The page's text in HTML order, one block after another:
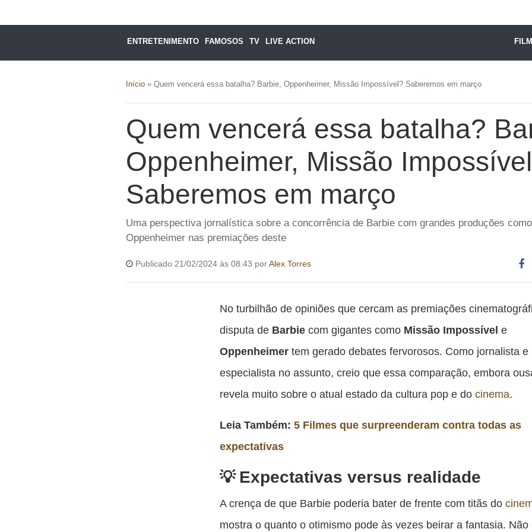
ENTRETENIMENTO FAMOSOS TV LIVE ACTION
Início » Quem vencerá essa batalha? Barbie, Oppenheimer, Missão Impossível? Saberemos em março
Quem vencerá essa batalha?
Oppenheimer, Missão
Saberemos em março
Uma perspectiva jornalística sobre a concorrência de Barbie com grandes produções
Oppenheimer nas premiações deste
Publicado 21/02/2024 às 08:43 porAlex Torres
No turbilhão de opiniões que cercam as premiações
disputa de Barbie com gigantes como Missão Impossível e
Oppenheimer tem gerado debates fervorosos. Como jornalista e
especialista no assunto, creio que essa comparação, embora
revela muito sobre o atual estado da cultura pop e docinema.
Leia Também:5 Filmes que surpreenderam contra todas as
expectativas
Expectativas versus realidade
A crença de que Barbie poderia bater de frente com titãs do
mostra o quanto o otimismo pode às vezes beirar a fantasia. Não